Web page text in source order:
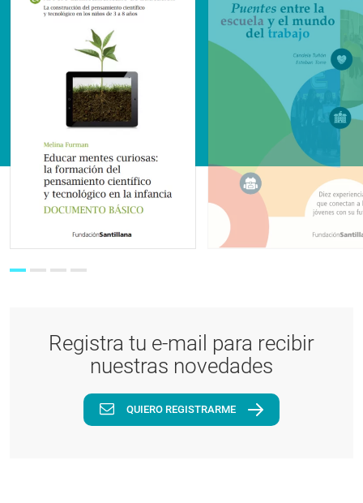
Registra tu e-mail para recibir
nuestras novedades
QUIERO REGISTRARME